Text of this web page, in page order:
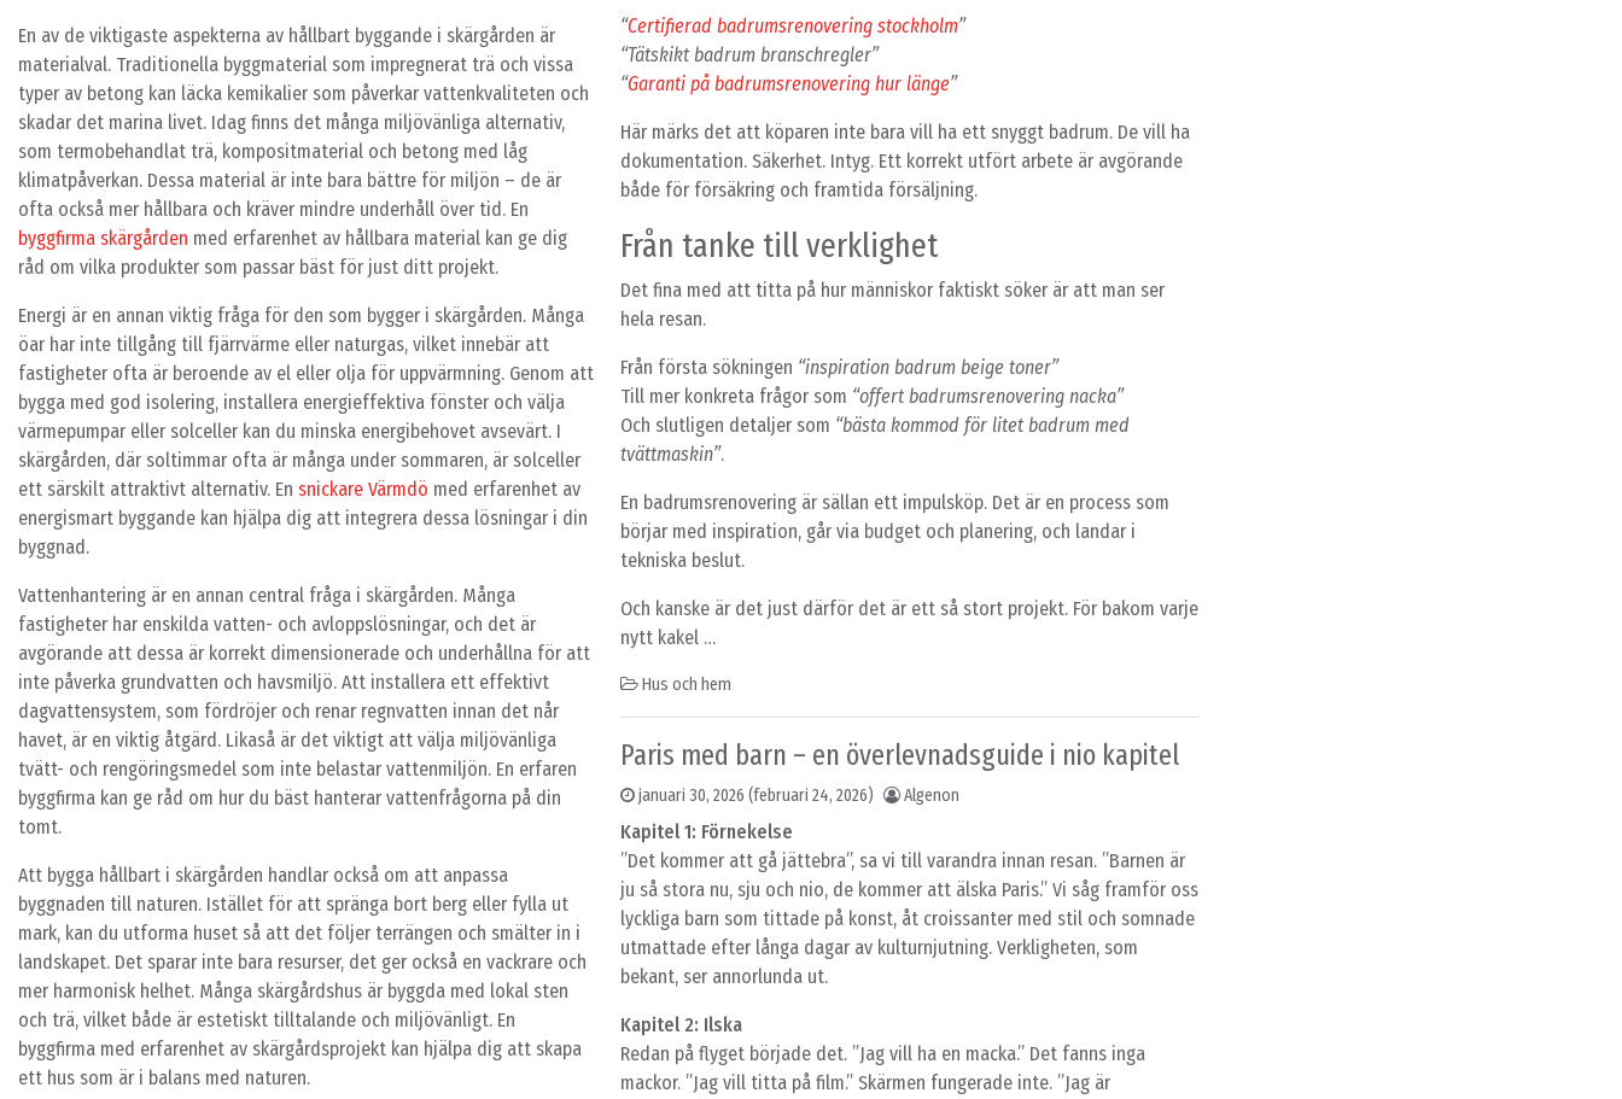
En av de viktigaste aspekterna av hållbart byggande i skärgården är
materialval. Traditionella byggmaterial som impregnerat trä och vissa
typer av betong kan läcka kemikalier som påverkar vattenkvaliteten och
skadar det marina livet. Idag finns det många miljövänliga alternativ,
som termobehandlat trä, kompositmaterial och betong med låg
klimatpåverkan. Dessa material är inte bara bättre för miljön – de är
ofta också mer hållbara och kräver mindre underhåll över tid. En
byggfirma skärgården med erfarenhet av hållbara material kan ge dig
råd om vilka produkter som passar bäst för just ditt projekt.
Energi är en annan viktig fråga för den som bygger i skärgården. Många
öar har inte tillgång till fjärrvärme eller naturgas, vilket innebär att
fastigheter ofta är beroende av el eller olja för uppvärmning. Genom att
bygga med god isolering, installera energieffektiva fönster och välja
värmepumpar eller solceller kan du minska energibehovet avsevärt. I
skärgården, där soltimmar ofta är många under sommaren, är solceller
ett särskilt attraktivt alternativ. En snickare Värmdö med erfarenhet av
energismart byggande kan hjälpa dig att integrera dessa lösningar i din
byggnad.
Vattenhantering är en annan central fråga i skärgården. Många
fastigheter har enskilda vatten- och avloppslösningar, och det är
avgörande att dessa är korrekt dimensionerade och underhållna för att
inte påverka grundvatten och havsmiljö. Att installera ett effektivt
dagvattensystem, som fördröjer och renar regnvatten innan det når
havet, är en viktig åtgärd. Likaså är det viktigt att välja miljövänliga
tvätt- och rengöringsmedel som inte belastar vattenmiljön. En erfaren
byggfirma kan ge råd om hur du bäst hanterar vattenfrågorna på din
tomt.
Att bygga hållbart i skärgården handlar också om att anpassa
byggnaden till naturen. Istället för att spränga bort berg eller fylla ut
mark, kan du utforma huset så att det följer terrängen och smälter in i
landskapet. Det sparar inte bara resurser, det ger också en vackrare och
mer harmonisk helhet. Många skärgårdshus är byggda med lokal sten
och trä, vilket både är estetiskt tilltalande och miljövänligt. En
byggfirma med erfarenhet av skärgårdsprojekt kan hjälpa dig att skapa
ett hus som är i balans med naturen.
“Certifierad badrumsrenovering stockholm”
“Tätskikt badrum branschregler”
“Garanti på badrumsrenovering hur länge”
Här märks det att köparen inte bara vill ha ett snyggt badrum. De vill ha
dokumentation. Säkerhet. Intyg. Ett korrekt utfört arbete är avgörande
både för försäkring och framtida försäljning.
Från tanke till verklighet
Det fina med att titta på hur människor faktiskt söker är att man ser
hela resan.
Från första sökningen “inspiration badrum beige toner”
Till mer konkreta frågor som “offert badrumsrenovering nacka”
Och slutligen detaljer som “bästa kommod för litet badrum med
tvättmaskin”.
En badrumsrenovering är sällan ett impulsköp. Det är en process som
börjar med inspiration, går via budget och planering, och landar i
tekniska beslut.
Och kanske är det just därför det är ett så stort projekt. För bakom varje
nytt kakel …
Hus och hem
Paris med barn – en överlevnadsguide i nio kapitel
januari 30, 2026 (februari 24, 2026) Algenon
Kapitel 1: Förnekelse
”Det kommer att gå jättebra”, sa vi till varandra innan resan. ”Barnen är
ju så stora nu, sju och nio, de kommer att älska Paris.” Vi såg framför oss
lyckliga barn som tittade på konst, åt croissanter med stil och somnade
utmattade efter långa dagar av kulturnjutning. Verkligheten, som
bekant, ser annorlunda ut.
Kapitel 2: Ilska
Redan på flyget började det. ”Jag vill ha en macka.” Det fanns inga
mackor. ”Jag vill titta på film.” Skärmen fungerade inte. ”Jag är